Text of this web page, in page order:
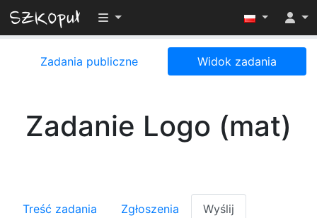
Przełącz widoczność menu
Zadania publiczne Widok zadania
Zadanie Logo (mat)
Treść zadania Zgłoszenia Wyślij